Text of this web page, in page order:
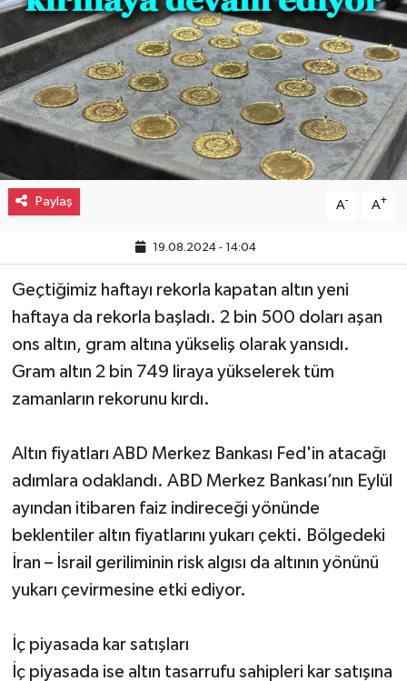
Paylaş A- A+
19.08.2024 - 14:04
Geçtiğimiz haftayı rekorla kapatan altın yeni
haftaya da rekorla başladı. 2 bin 500 doları aşan
ons altın, gram altına yükseliş olarak yansıdı.
Gram altın 2 bin 749 liraya yükselerek tüm
zamanların rekorunu kırdı.
Altın fiyatları ABD Merkez Bankası Fed'in atacağı
adımlara odaklandı. ABD Merkez Bankası’nın Eylül
ayından itibaren faiz indireceği yönünde
beklentiler altın fiyatlarını yukarı çekti. Bölgedeki
İran – İsrail geriliminin risk algısı da altının yönünü
yukarı çevirmesine etki ediyor.
İç piyasada kar satışları
İç piyasada ise altın tasarrufu sahipleri kar satışına
Magazin
Gayrimenkul
Spor